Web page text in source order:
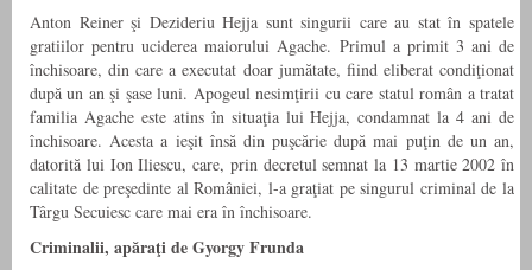
Anton Reiner şi Dezideriu Hejja sunt singurii care au stat în spatele
gratiilor pentru uciderea maiorului Agache. Primul a primit 3 ani de
închisoare, din care a executat doar jumătate, fiind eliberat condiţionat
după un an şi şase luni. Apogeul nesimţirii cu care statul român a tratat
familia Agache este atins în situaţia lui Hejja, condamnat la 4 ani de
închisoare. Acesta a ieşit însă din puşcărie după mai puţin de un an,
datorită lui Ion Iliescu, care, prin decretul semnat la 13 martie 2002 în
calitate de preşedinte al României, l-a graţiat pe singurul criminal de la
Târgu Secuiesc care mai era în închisoare.
Criminalii, apăraţi de Gyorgy Frunda